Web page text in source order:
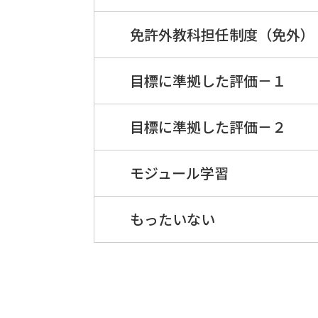
免許外教科担任制度（免外）
目標に準拠した評価－１
目標に準拠した評価－２
モジュール学習
もったいない